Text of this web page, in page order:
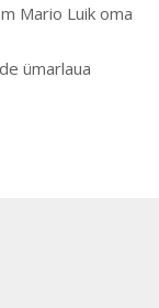
Mario Luik oma
ümarlaua